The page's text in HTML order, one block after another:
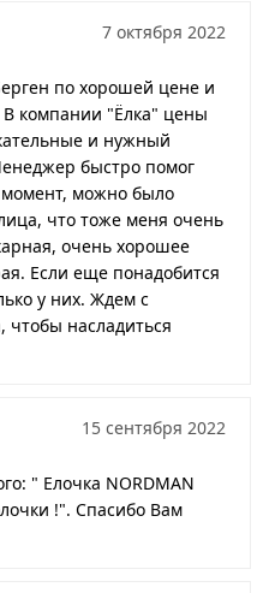
7 октября 2022
по хорошей цене и
В компании "Ёлка" цены
и нужный
быстро помог
можно было
что тоже меня очень
очень хорошее
Если еще понадобится
у них. Ждем с
чтобы насладиться
15 сентября 2022
" Елочка NORDMAN
!". Спасибо Вам